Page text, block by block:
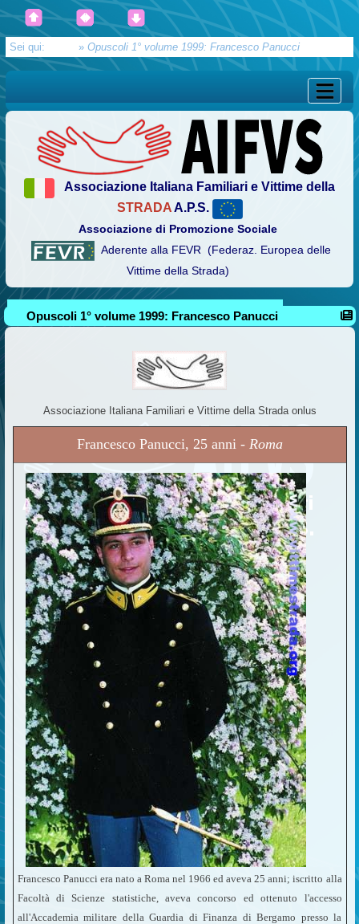
Sei qui: » Opuscoli 1° volume 1999: Francesco Panucci
Associazione Italiana Familiari e Vittime della
STRADAA.P.S.
Associazione di Promozione Sociale
Aderente alla FEVR (Federaz. Europea delle
Vittime della Strada)
Opuscoli 1° volume 1999: Francesco Panucci
Associazione Italiana Familiari e Vittime della Strada onlus
Francesco Panucci, 25 anni - Roma
Francesco Panucci era nato a Roma nel 1966 ed aveva 25 anni; iscritto alla
Facoltà di Scienze statistiche, aveva concorso ed ottenuto l'accesso
all'Accademia militare della Guardia di Finanza di Bergamo presso la